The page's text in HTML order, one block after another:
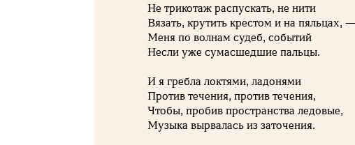
Не трикотаж распускать, не нити
Вязать, крутить крестом и на пяльцах,
Меня по волнам судеб, событий
Несли уже сумасшедшие пальцы.
И я гребла локтями, ладонями
Против течения, против течения,
Чтобы, пробив пространства ледовые,
Музыка вырвалась из заточения.